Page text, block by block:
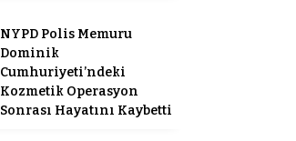
NYPD Polis Memuru
Dominik
Cumhuriyeti’ndeki
Kozmetik Operasyon
Sonrası Hayatını Kaybetti